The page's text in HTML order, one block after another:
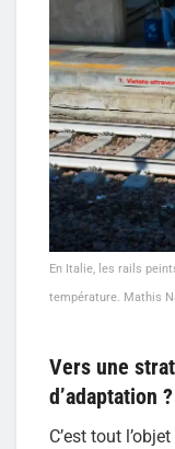
En Italie, les rails
température. Mathis
Vers une
d’adaptation ?
C’est tout l’objet